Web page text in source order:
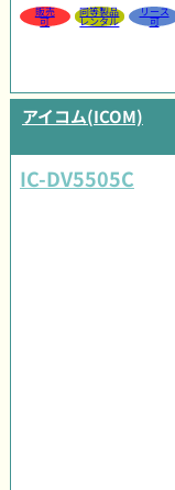
販売
可
同等製品
レンタル
リース
可
アイコム(ICOM)
IC-DV5505C